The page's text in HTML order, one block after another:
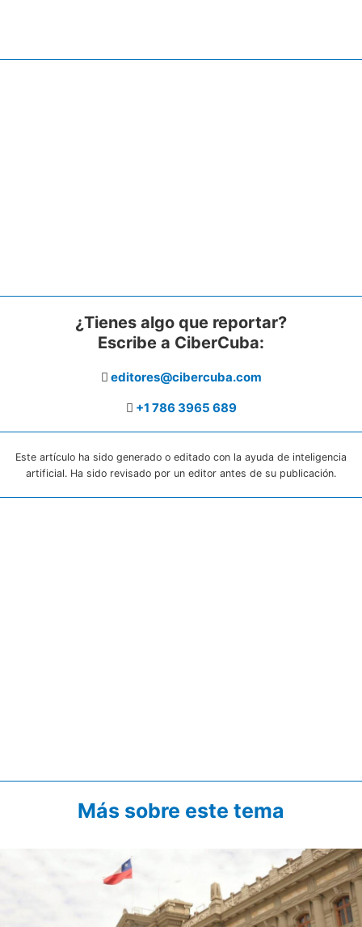
¿Tienes algo que reportar?
Escribe a CiberCuba:
editores@cibercuba.com
+1 786 3965 689
Este artículo ha sido generado o editado con la ayuda de inteligencia
artificial. Ha sido revisado por un editor antes de su publicación.
Más sobre este tema